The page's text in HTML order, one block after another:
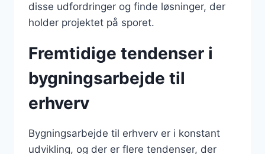
disse udfordringer og finde løsninger, der
holder projektet på sporet.
Fremtidige tendenser i
bygningsarbejde til
erhverv
Bygningsarbejde til erhverv er i konstant
udvikling, og der er flere tendenser, der